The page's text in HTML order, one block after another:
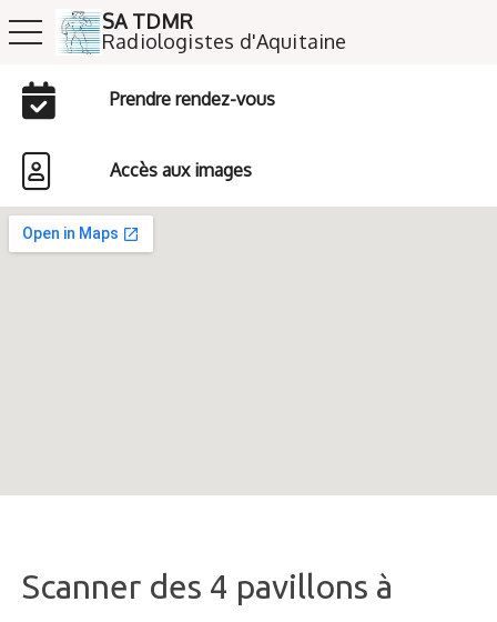
SA TDMR
​​​​​​​Radiologistes d'Aquitaine
toggle navigation
Prendre rendez-vous
Accès aux images
Scanner des 4 pavillons à